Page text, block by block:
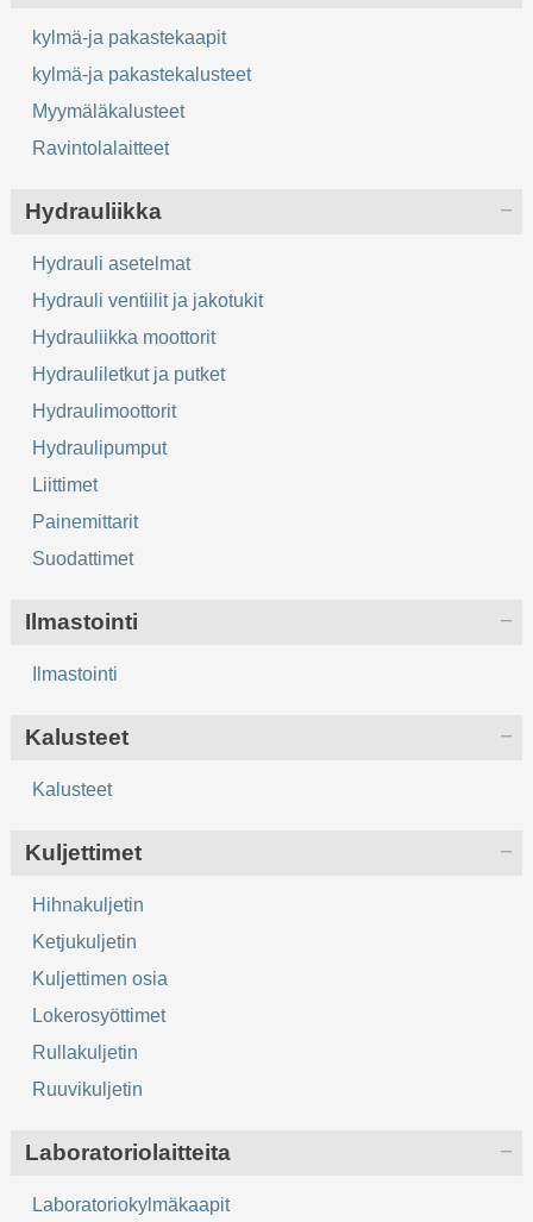
kylmä-ja pakastekaapit
kylmä-ja pakastekalusteet
Myymäläkalusteet
Ravintolalaitteet
Hydrauliikka
Hydrauli asetelmat
Hydrauli ventiilit ja jakotukit
Hydrauliikka moottorit
Hydrauliletkut ja putket
Hydraulimoottorit
Hydraulipumput
Liittimet
Painemittarit
Suodattimet
Ilmastointi
Ilmastointi
Kalusteet
Kalusteet
Kuljettimet
Hihnakuljetin
Ketjukuljetin
Kuljettimen osia
Lokerosyöttimet
Rullakuljetin
Ruuvikuljetin
Laboratoriolaitteita
Laboratoriokylmäkaapit